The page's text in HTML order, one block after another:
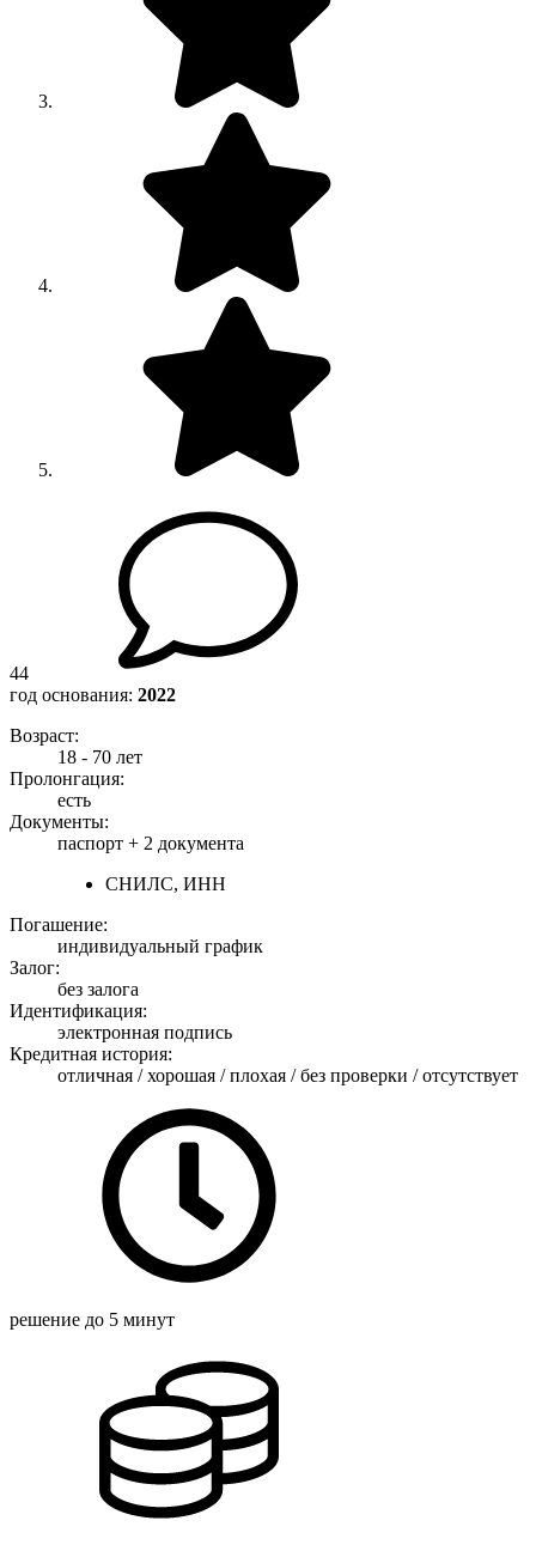
44
год основания: 2022
Возраст:
18 - 70 лет
Пролонгация:
есть
Документы:
паспорт + 2 документа
СНИЛС, ИНН
Погашение:
индивидуальный график
Залог:
без залога
Идентификация:
электронная подпись
Кредитная история:
отличная / хорошая / плохая / без проверки / отсутствует
решение до 5 минут